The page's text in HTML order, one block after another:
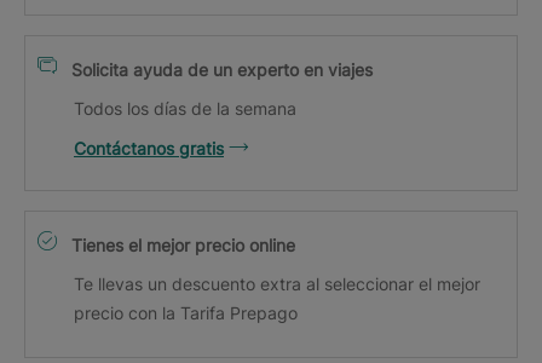
Solicita ayuda de un experto en viajes
Todos los días de la semana
Contáctanos gratis
Tienes el mejor precio online
Te llevas un descuento extra al seleccionar el mejor
precio con la Tarifa Prepago